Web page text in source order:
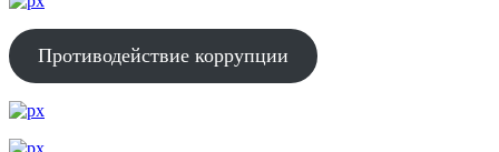
Противодействие коррупции